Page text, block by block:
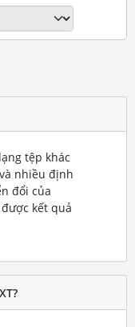
tệp khác
và nhiều định
đổi của
kết quả